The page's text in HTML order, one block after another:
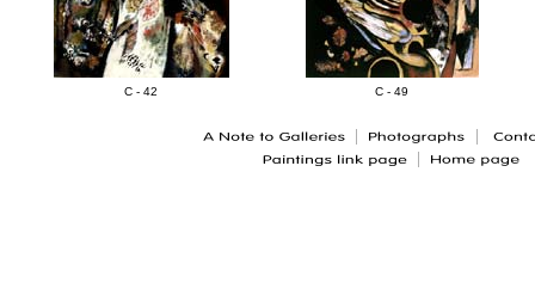
C - 42 C - 49